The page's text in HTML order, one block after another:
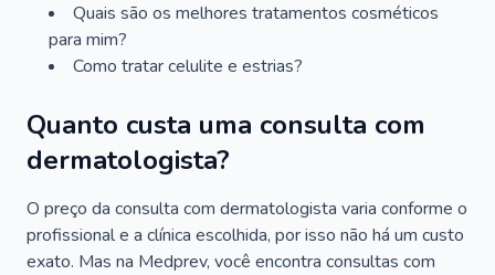
Quais são os melhores tratamentos cosméticos
para mim?
Como tratar celulite e estrias?
Quanto custa uma consulta com
dermatologista?
O preço da consulta com dermatologista varia conforme o
profissional e a clínica escolhida, por isso não há um custo
exato. Mas na Medprev, você encontra consultas com